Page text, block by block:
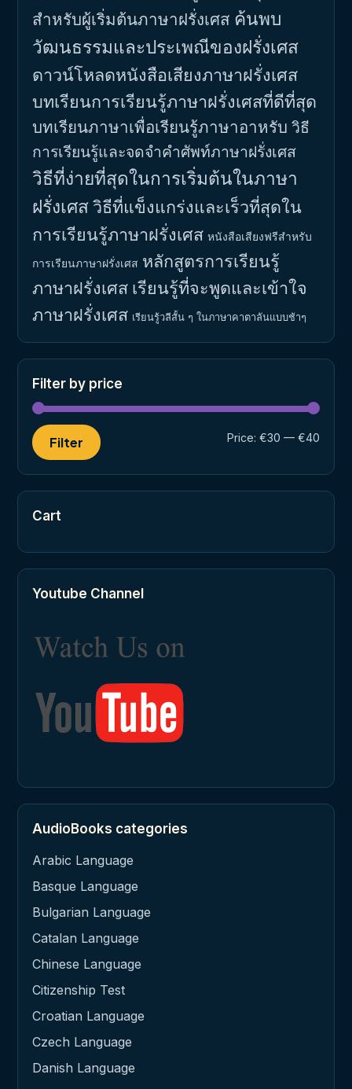
สำหรับผู้เริ่มต้นภาษาฝรั่งเศส ค้นพบ
วัฒนธรรมและประเพณีของฝรั่งเศส
ดาวน์โหลดหนังสือเสียงภาษาฝรั่งเศส
บทเรียนการเรียนรู้ภาษาฝรั่งเศสที่ดีที่สุด
บทเรียนภาษาเพื่อเรียนรู้ภาษาอาหรับ วิธี
การเรียนรู้และจดจำคำศัพท์ภาษาฝรั่งเศส
วิธีที่ง่ายที่สุดในการเริ่มต้นในภาษา
ฝรั่งเศสวิธีที่แข็งแกร่งและเร็วที่สุดใน
การเรียนรู้ภาษาฝรั่งเศส หนังสือเสียงฟรีสำหรับ
การเรียนภาษาฝรั่งเศส หลักสูตรการเรียนรู้
ภาษาฝรั่งเศส เรียนรู้ที่จะพูดและเข้าใจ
ภาษาฝรั่งเศส เรียนรู้วลีสั้น ๆ ในภาษาคาตาลันแบบช้าๆ
Filter by price
Filter Price: €30 — €40
Cart
Youtube Channel
AudioBooks categories
Arabic Language
Basque Language
Bulgarian Language
Catalan Language
Chinese Language
Citizenship Test
Croatian Language
Czech Language
Danish Language